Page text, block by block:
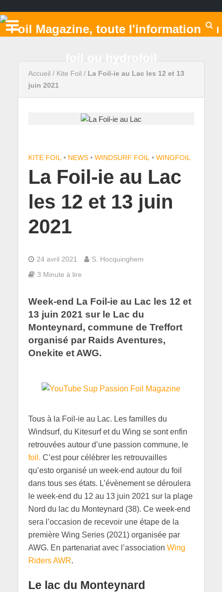
Accueil / Kite Foil / La Foil-ie au Lac les 12 et 13
juin 2021
KITE FOIL • NEWS • WINDSURF FOIL • WINGFOIL
La Foil-ie au Lac
les 12 et 13 juin
2021
24 avril 2021
S. Hocquinghem
3 Minute à lire
Week-end La Foil-ie au Lac les 12 et
13 juin 2021 sur le Lac du
Monteynard, commune de Treffort
organisé par Raids Aventures,
Onekite et AWG.
Tous à la Foil-ie au Lac. Les familles du
Windsurf, du Kitesurf et du Wing se sont enfin
retrouvées autour d’une passion commune, le
foil. C’est pour célébrer les retrouvailles
qu’esto organisé un week-end autour du foil
dans tous ses états. L’évènement se déroulera
le week-end du 12 au 13 juin 2021 sur la plage
Nord du lac du Monteynard (38). Ce week-end
sera l’occasion de recevoir une étape de la
première Wing Series (2021) organisée par
AWG. En partenariat avec l’association Wing
Riders AWR.
Le lac du Monteynard